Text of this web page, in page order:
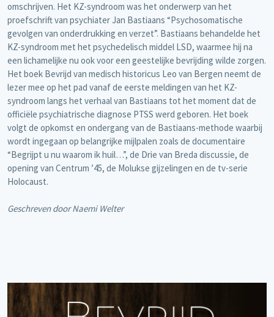
omschrijven. Het KZ-syndroom was het onderwerp van het
proefschrift van psychiater Jan Bastiaans “Psychosomatische
gevolgen van onderdrukking en verzet”. Bastiaans behandelde het
KZ-syndroom met het psychedelisch middel LSD, waarmee hij na
een lichamelijke nu ook voor een geestelijke bevrijding wilde zorgen.
Het boek Bevrijd van medisch historicus Leo van Bergen neemt de
lezer mee op het pad vanaf de eerste meldingen van het KZ-
syndroom langs het verhaal van Bastiaans tot het moment dat de
officiële psychiatrische diagnose PTSS werd geboren. Het boek
volgt de opkomst en ondergang van de Bastiaans-methode waarbij
wordt ingegaan op belangrijke mijlpalen zoals de documentaire
“Begrijpt u nu waarom ik huil…”, de Drie van Breda discussie, de
opening van Centrum ’45, de Molukse gijzelingen en de tv-serie
Holocaust.
Geschreven door Naemi Welter